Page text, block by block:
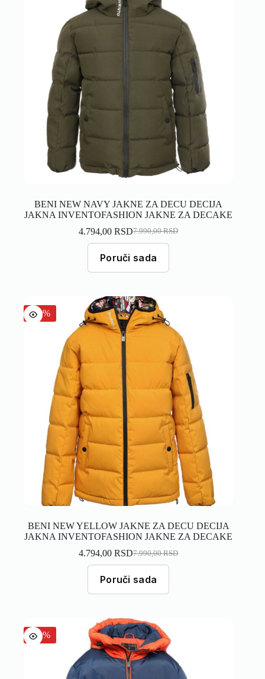
BENI NEW NAVY JAKNE ZA DECU DECIJA
JAKNA INVENTOFASHION JAKNE ZA DECAKE
7.990,00RSD
4.794,00RSD
Poruči sada
-40%
BENI NEW YELLOW JAKNE ZA DECU DECIJA
JAKNA INVENTOFASHION JAKNE ZA DECAKE
7.990,00RSD
4.794,00RSD
Poruči sada
-40%